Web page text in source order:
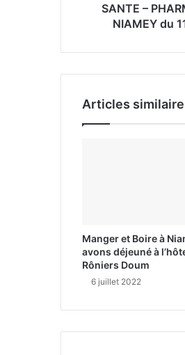
i
SANTE –
NIAMEY du
Articles
Manger et Boire à
avons déjeuné à
Rôniers Doum
6 juillet 2022